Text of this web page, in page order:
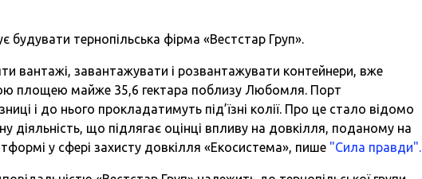
будувати тернопільська фірма «Вестстар Груп».
вантажі, завантажувати і розвантажувати контейнери, вже
площею майже 35,6 гектара поблизу Любомля. Порт
і до нього прокладатимуть під’їзні колії. Про це стало відомо
діяльність, що підлягає оцінці впливу на довкілля, поданому на
у сфері захисту довкілля «Екосистема», пише "Сила правди".